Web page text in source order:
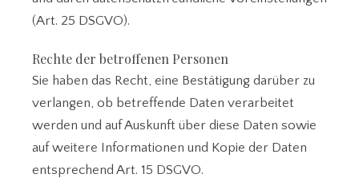
(Art. 25 DSGVO).
Rechte der betroffenen Personen
Sie haben das Recht, eine Bestätigung darüber zu
verlangen, ob betreffende Daten verarbeitet
werden und auf Auskunft über diese Daten sowie
auf weitere Informationen und Kopie der Daten
entsprechend Art. 15 DSGVO.